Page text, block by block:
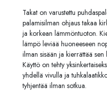
Takat on varustettu
palamisilman ohjaus takaa
ja korkean lämmöntuoton.
lämpö leviää huoneeseen
ilman sisään ja kierrättää
Käyttö on tehty
yhdellä vivulla ja
tyhjentää ilman sotkua.